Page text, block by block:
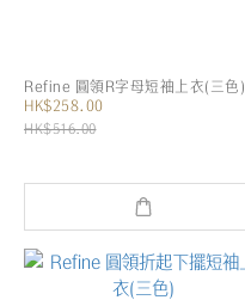
Refine 圓領R字母短袖上衣(三色)
HK$258.00
HK$516.00